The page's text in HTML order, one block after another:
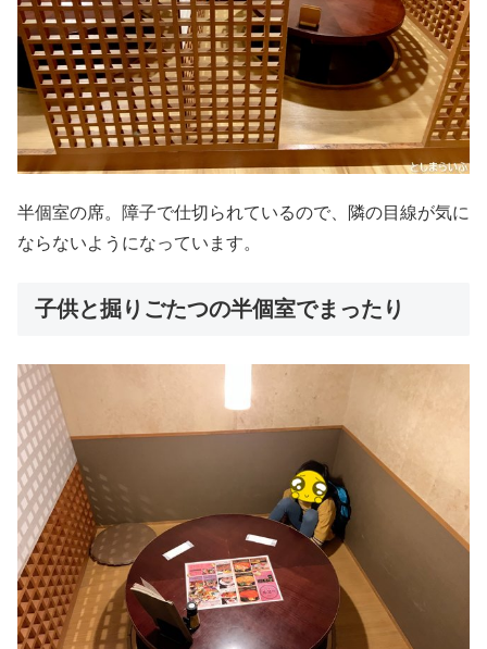
半個室の席。障子で仕切られているので、隣の目線が気に
ならないようになっています。
子供と掘りごたつの半個室でまったり